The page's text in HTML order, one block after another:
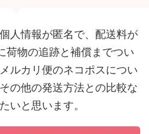
人情報が匿名で、配送料が
荷物の追跡と補償までつい
ルカリ便のネコポスについ
の他の発送方法との比較な
いと思います。